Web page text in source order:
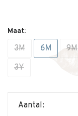
Maat:
3M 6M 9M
3Y
Aantal: